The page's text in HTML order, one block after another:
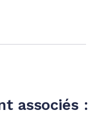
associés :